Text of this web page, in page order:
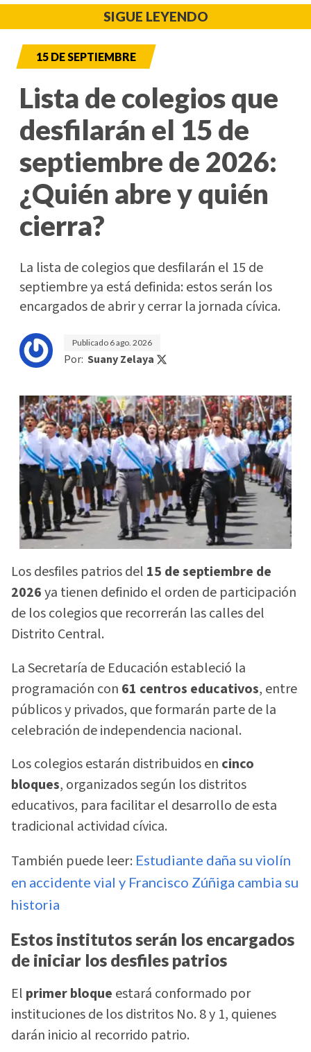
SIGUE LEYENDO
15 DE SEPTIEMBRE
Lista de colegios que
desfilarán el 15 de
septiembre de 2026:
¿Quién abre y quién
cierra?
La lista de colegios que desfilarán el 15 de
septiembre ya está definida: estos serán los
encargados de abrir y cerrar la jornada cívica.
Publicado 6 ago. 2026
Por: Suany Zelaya
Los desfiles patrios del 15 de septiembre de
2026ya tienen definido el orden de participación
de los colegios que recorrerán las calles del
Distrito Central.
La Secretaría de Educación estableció la
programación con 61 centros educativos, entre
públicos y privados, que formarán parte de la
celebración de independencia nacional.
Los colegios estarán distribuidos en cinco
bloques, organizados según los distritos
educativos, para facilitar el desarrollo de esta
tradicional actividad cívica.
También puede leer: Estudiante daña su violín
en accidente vial y Francisco Zúñiga cambia su
historia
Estos institutos serán los encargados
de iniciar los desfiles patrios
El primer bloque estará conformado por
instituciones de los distritos No. 8 y 1, quienes
darán inicio al recorrido patrio.